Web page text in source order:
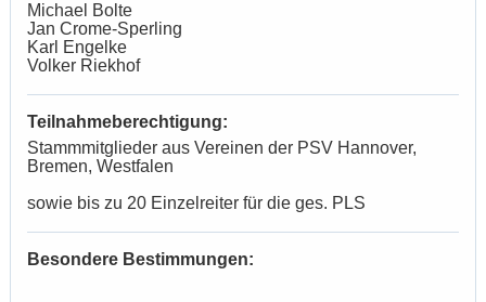
Michael Bolte
Jan Crome-Sperling
Karl Engelke
Volker Riekhof
Teilnahmeberechtigung:
Stammmitglieder aus Vereinen der PSV Hannover,
Bremen, Westfalen
sowie bis zu 20 Einzelreiter für die ges. PLS
Besondere Bestimmungen: